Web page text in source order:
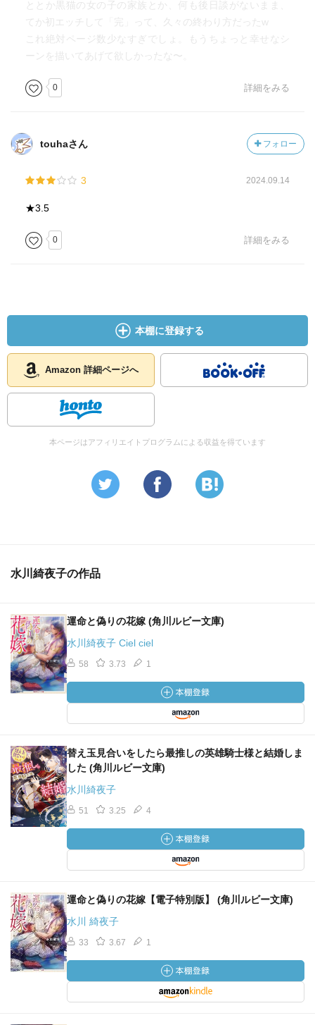
ととか黒猫の女の子の家族とか、何も後日談がないまま、
てか初エッチして「完」って、久々の終わり方だったw
これ絶対ページ数少なすぎでしょ。もうちょっと幸せなシ
ーンを描いてあげて欲しかったな〜。
0 詳細をみる
touhaさん フォロー
3 2024.09.14
★3.5
0 詳細をみる
本棚に登録する
Amazon 詳細ページへ
本ページはアフィリエイトプログラムによる収益を得ています
水川綺夜子の作品
運命と偽りの花嫁 (角川ルビー文庫)
水川綺夜子 Ciel ciel
58 3.73 1
替え玉見合いをしたら最推しの英雄騎士様と結婚しま
した (角川ルビー文庫)
水川綺夜子
51 3.25 4
運命と偽りの花嫁【電子特別版】 (角川ルビー文庫)
水川 綺夜子
33 3.67 1